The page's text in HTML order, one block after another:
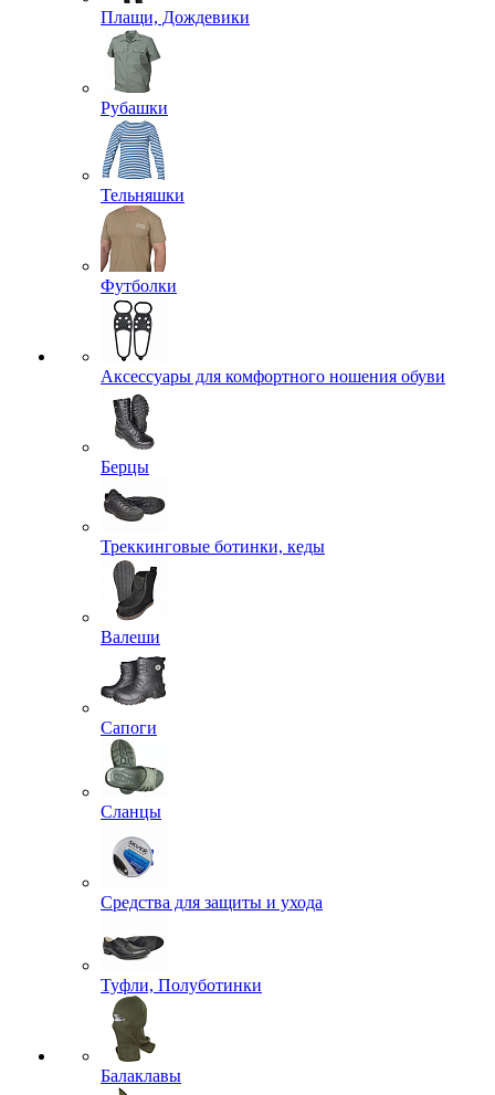
Плащи, Дождевики
Рубашки
Тельняшки
Футболки
Аксессуары для комфортного ношения обуви
Берцы
Треккинговые ботинки, кеды
Валеши
Сапоги
Сланцы
Средства для защиты и ухода
Туфли, Полуботинки
Балаклавы